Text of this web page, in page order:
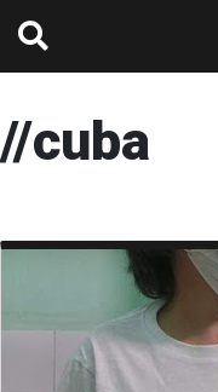
//cuba